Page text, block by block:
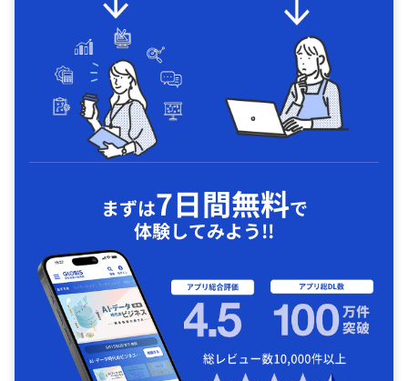
まずは7日間無料で
体験してみよう!!